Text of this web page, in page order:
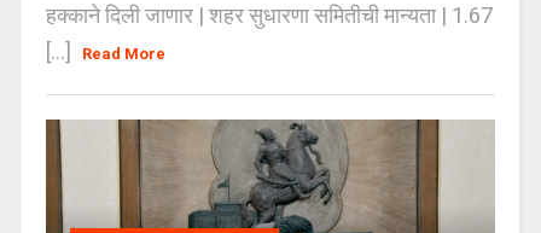
हक्काने दिली जाणार | शहर सुधारणा समितीची मान्यता | 1.67
[...]
Read More